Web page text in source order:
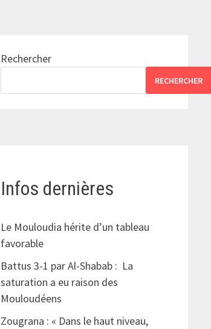
Rechercher
RECHERCHER
Infos dernières
Le Mouloudia hérite d’un tableau
favorable
Battus 3-1 par Al-Shabab : La
saturation a eu raison des
Mouloudéens
Zougrana : « Dans le haut niveau,